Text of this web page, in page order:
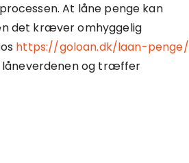
At låne penge kan
det kræver omhyggelig
https://goloan.dk/laan-penge/
låneverdenen og træffer